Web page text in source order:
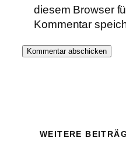
diesem Browser
Kommentar
WEITERE